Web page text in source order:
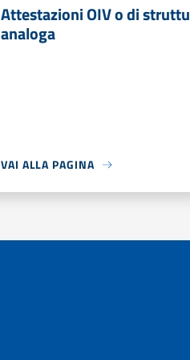
Attestazioni OIV o di
analoga
VAI ALLA PAGINA